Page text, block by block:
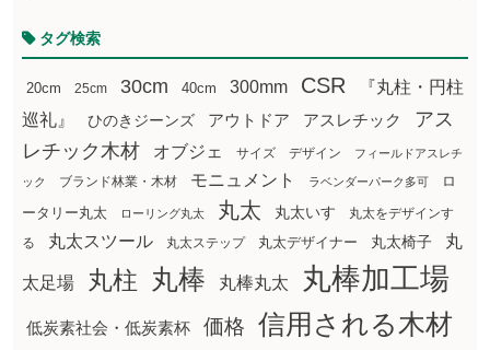
タグ検索
20cm 25cm 30cm 40cm 300mm CSR
『丸柱・円柱
巡礼』
ひのきジーンズ アウトドア アスレチック
アス
レチック木材
オブジェ サイズ デザイン フィールドアスレチ
ック ブランド林業・木材 モニュメント ラベンダーパーク多可
ロ
ータリー丸太
ローリング丸太 丸太 丸太いす
丸太をデザインす
る
丸太スツール 丸太ステップ 丸太デザイナー 丸太椅子 丸
太足場 丸柱 丸棒 丸棒丸太 丸棒加工場
低炭素社会・低炭素杯 価格
信用される木材